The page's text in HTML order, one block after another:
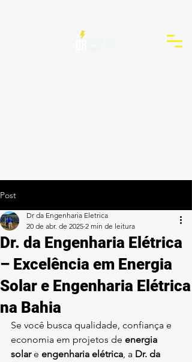
Post
Dr. da Engenharia Elétrica
– Excelência em Energia
Solar e Engenharia Elétrica
na Bahia
Dr da Engenharia Eletrica
20 de abr. de 2025 2 min de leitura
Se você busca qualidade, confiança e
economia em projetos de energia
solar e engenharia elétrica, a Dr. da